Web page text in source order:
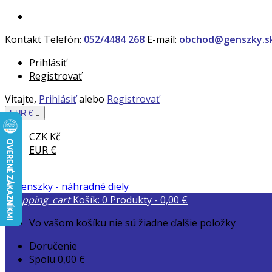
Kontakt Telefón: 052/4484 268 E-mail:
Prihlásiť
Registrovať
Vitajte, Prihlásiťalebo Registrovať
EUR € 
CZK Kč
EUR €
shopping_cart Košík: 0 Produkty - 0,00 €
Vo vašom košíku nie sú žiadne ďalšie položky
Doručenie
Spolu 0,00 €